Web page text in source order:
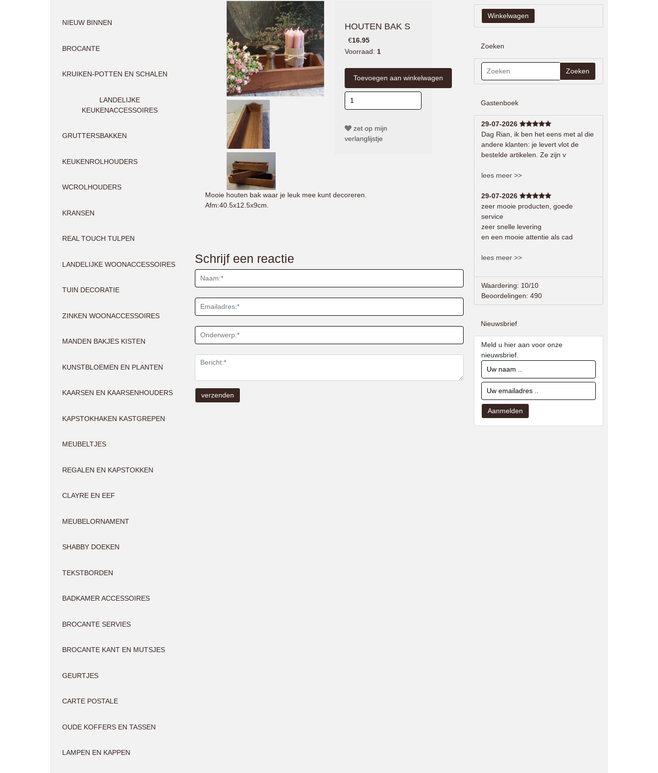
NIEUW BINNEN
BROCANTE
KRUIKEN-POTTEN EN SCHALEN
LANDELIJKE
KEUKENACCESSOIRES
GRUTTERSBAKKEN
KEUKENROLHOUDERS
WCROLHOUDERS
KRANSEN
REAL TOUCH TULPEN
LANDELIJKE WOONACCESSOIRES
TUIN DECORATIE
ZINKEN WOONACCESSOIRES
MANDEN BAKJES KISTEN
KUNSTBLOEMEN EN PLANTEN
KAARSEN EN KAARSENHOUDERS
KAPSTOKHAKEN KASTGREPEN
MEUBELTJES
REGALEN EN KAPSTOKKEN
CLAYRE EN EEF
MEUBELORNAMENT
SHABBY DOEKEN
TEKSTBORDEN
BADKAMER ACCESSOIRES
BROCANTE SERVIES
BROCANTE KANT EN MUTSJES
GEURTJES
CARTE POSTALE
OUDE KOFFERS EN TASSEN
LAMPEN EN KAPPEN
HOUTEN BAK S
€16.95
Voorraad: 1
zet op mijn
verlanglijstje
Mooie houten bak waar je leuk mee kunt decoreren.
Afm:40.5x12.5x9cm.
Schrijf een reactie
Zoeken
Zoeken
Gastenboek
29-07-2026
Dag Rian, ik ben het eens met al die
andere klanten: je levert vlot de
bestelde artikelen. Ze zijn v
lees meer >>
29-07-2026
zeer mooie producten, goede
service
zeer snelle levering
en een mooie attentie als cad
lees meer >>
Waardering: 10/10
Beoordelingen: 490
Nieuwsbrief
Meld u hier aan voor onze
nieuwsbrief.